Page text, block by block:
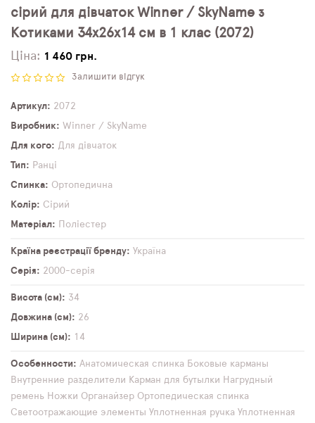
сірий для дівчаток Winner / SkyName з
Котиками 34х26х14 см в 1 клас (2072)
Ціна: 1 460 грн.
Залишити відгук
Артикул
2072
Виробник
Winner / SkyName
Для кого
Для дівчаток
Тип
Ранці
Спинка
Ортопедична
Колір
Сірий
Матеріал
Поліестер
Країна реєстрації бренду
Україна
Серія
2000-серія
Висота (см)
34
Довжина (см)
26
Ширина (см)
14
Особенности Анатомическая спинка Боковые карманы
Внутренние разделители Карман для бутылки Нагрудный
ремень Ножки Органайзер Ортопедическая спинка
Светоотражающие элементы Уплотненная ручка Уплотненная